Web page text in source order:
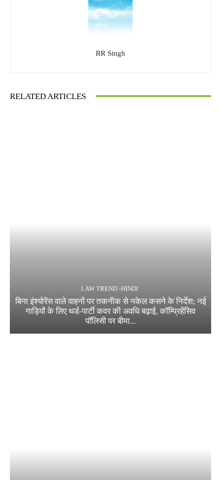
RR Singh
RELATED ARTICLES
LAW TREND -HINDI
बिना इंश्योरेंस वाले वाहनों पर तकनीक से नकेल कसने के निर्देश; नई
गाड़ियों के लिए थर्ड-पार्टी कवर की अवधि बढ़ाई, कॉम्प्रिहेंसिव
पॉलिसी पर बीमा...